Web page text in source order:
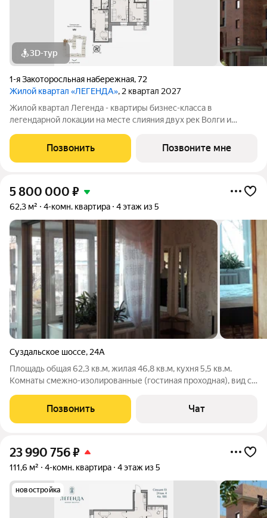
3D-тур
1-я Закоторосльная набережная,72
Жилой квартал «ЛЕГЕНДА», 2 квартал 2027
Жилой квартал Легенда - квартиры бизнес-класса в
легендарной локации на месте слияния двух рек Волги и
граничит с природным парком на
Позвонить Позвоните мне
5 800 000 ₽
62,3 м² 4-комн. квартира 4 этаж из 5
Суздальское шоссе, 24А
Площадь общая 62,3 кв.м, жилая 46,8 кв.м, кухня 5,5 кв.м.
Комнаты смежно-изолированные (гостиная проходная), вид с
с косметическим ремонтом. Состояние полностью готовое к
Позвонить Чат
23 990 756₽
111,6 м² 4-комн. квартира 4 этаж из 5
новостройка